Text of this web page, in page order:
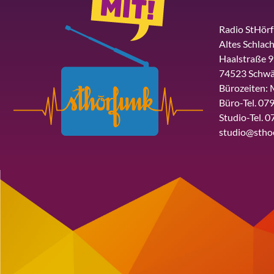
Radio
Altes
Haalstraße
74523
Bürozeiten:
Büro-Tel.
Studio-Tel.